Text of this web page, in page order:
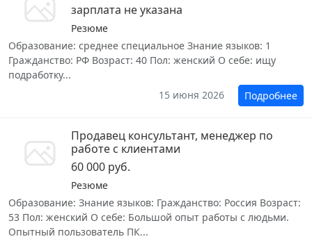
зарплата не указана
Резюме
Образование: среднее специальное Знание языков: 1
Гражданство: РФ Возраст: 40 Пол: женский О себе: ищу
подработку...
15 июня 2026
Подробнее
Продавец консультант, менеджер по
работе с клиентами
60 000 руб.
Резюме
Образование: Знание языков: Гражданство: Россия Возраст:
53 Пол: женский О себе: Большой опыт работы с людьми.
Опытный пользователь ПК...